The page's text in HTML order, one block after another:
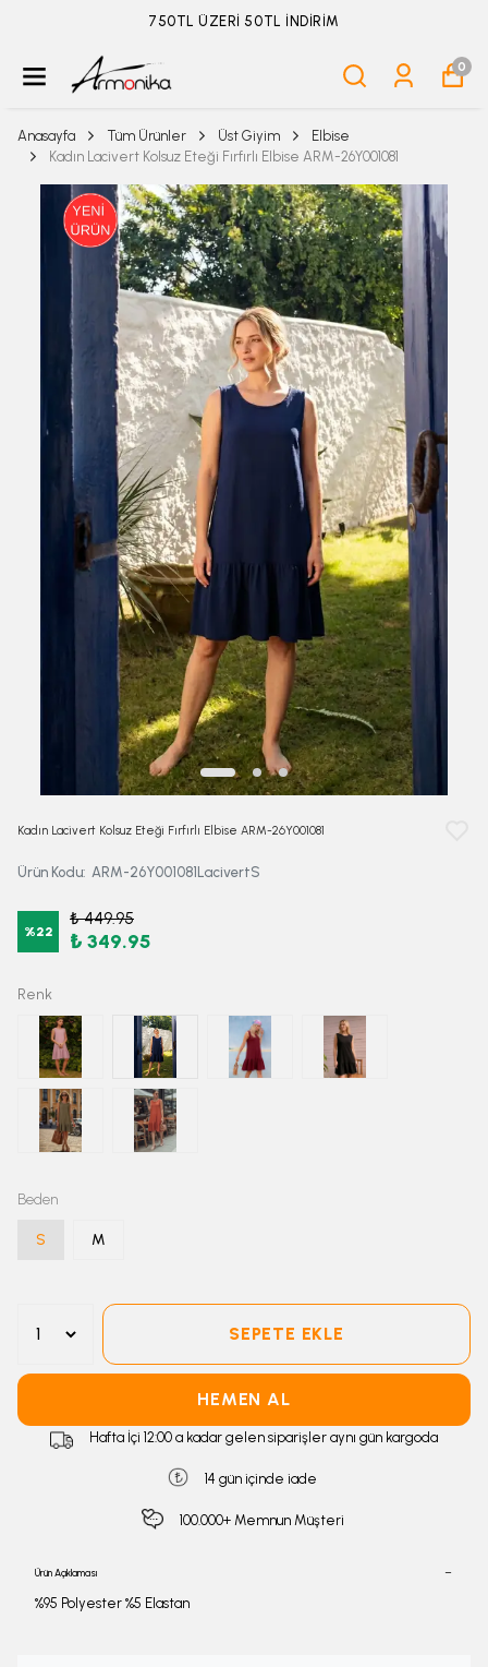
ÜYELİKSİZ SİPARİŞ İADE TALEBİ İÇİN TIKLA
0
Anasayfa Tüm Ürünler Üst Giyim
Elbise
Kadın Lacivert Kolsuz Eteği Fırfırlı Elbise ARM-26Y001081
Kadın Lacivert Kolsuz Eteği Fırfırlı Elbise ARM-26Y001081
Ürün Kodu: ARM-26Y001081LacivertS
%22
₺ 449.95
₺ 349.95
Renk
Beden
S M
SEPETE EKLE
HEMEN AL
Hafta İçi 12:00 a kadar gelen siparişler aynı gün kargoda
14 gün içinde iade
100.000+ Memnun Müşteri
Ürün Açıklaması
%95 Polyester %5 Elastan